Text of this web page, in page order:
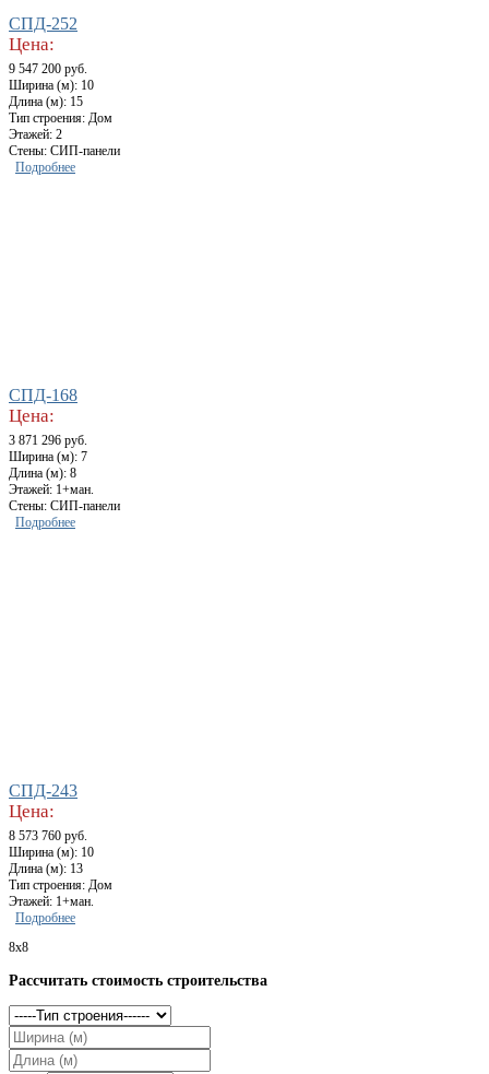
СПД-252
Цена:
9 547 200 руб.
Ширина (м): 10
Длина (м): 15
Тип строения: Дом
Этажей: 2
Стены: СИП-панели
Подробнее
СПД-168
Цена:
3 871 296 руб.
Ширина (м): 7
Длина (м): 8
Этажей: 1+ман.
Стены: СИП-панели
Подробнее
СПД-243
Цена:
8 573 760 руб.
Ширина (м): 10
Длина (м): 13
Тип строения: Дом
Этажей: 1+ман.
Подробнее
8x8
Рассчитать стоимость строительства